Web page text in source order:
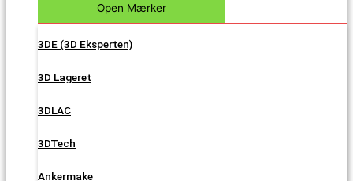
Open Mærker
3DE (3D Eksperten)
3D Lageret
3DLAC
3DTech
Ankermake